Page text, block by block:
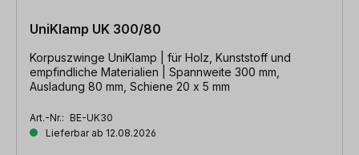
UniKlamp UK 300/80
Korpuszwinge UniKlamp | für Holz, Kunststoff und
empfindliche Materialien | Spannweite 300 mm,
Ausladung 80 mm, Schiene 20 x 5 mm
Art.-Nr.: BE-UK30
Lieferbar ab 12.08.2026